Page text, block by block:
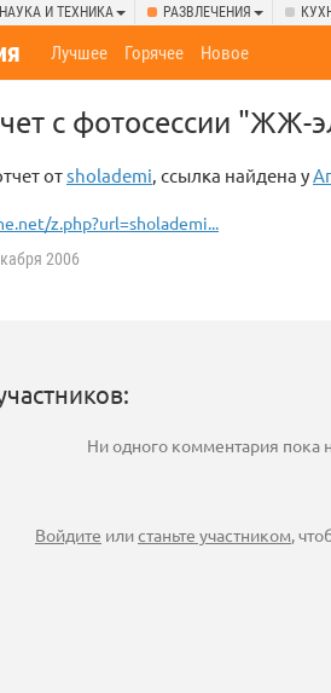
НАУКА И ТЕХНИКА РАЗВЛЕЧЕНИЯ
Лучшее Горячее Новое
с фотосессии "ЖЖ-
отsholademi, ссылка найдена у
z.php?url=sholademi...
2006
Ни одного комментария пока
Войдите илистаньте участником,